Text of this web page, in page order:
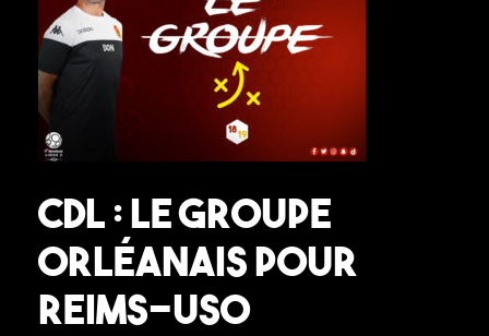
CDL : Le groupe
orléanais pour
Reims-USO